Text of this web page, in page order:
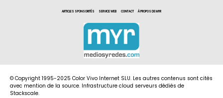
ARTICLES SPONSORITÉS SERVICE WEB CONTACT À PROPOS DE MYR
© Copyright 1995-2025 Color Vivo Internet SLU. Les autres contenus sont cités
avec mention de la source. Infrastructure cloud serveurs dédiés de
Stackscale.